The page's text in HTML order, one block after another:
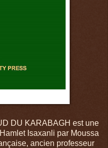
DU KARABAGH est une
Isaxanli par Moussa
ancien professeur